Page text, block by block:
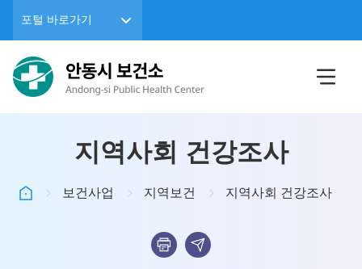
포털 바로가기
지역사회 건강조사
보건사업 지역보건 지역사회 건강조사